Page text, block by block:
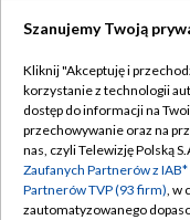
Abonament TVP
Emisja w TVP
Centrum informacji
Szanujemy Twoją
Kliknij "Akceptuję i
korzystanie z technologii
dostęp do informacji na
przechowywanie oraz na
nas, czyli Telewizję Polską
Zaufanych Partnerów z
Partnerów TVP (93 firm), w
zautomatyzowanego